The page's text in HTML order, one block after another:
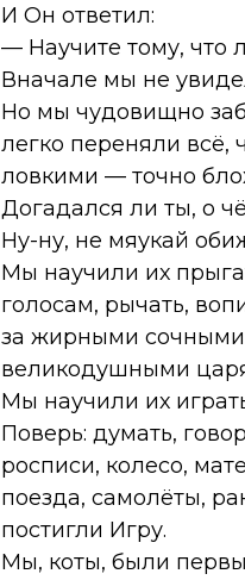
И Он ответил:
— Научите тому, что
Вначале мы не
Но мы чудовищно
легко переняли
ловкими — точно
Догадался ли ты, о
Ну-ну, не мяукай
Мы научили их
голосам, рычать,
за жирными сочными
великодушными
Мы научили их
Поверь: думать,
росписи, колесо,
поезда, самолёты,
постигли Игру.
Мы, коты, были